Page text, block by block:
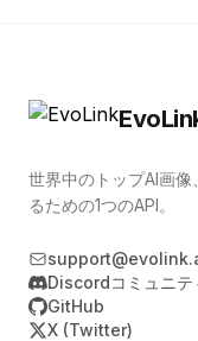
世界中のトップAI画
るための1つのAPI。
Discordコミュニテ
GitHub
X (Twitter)